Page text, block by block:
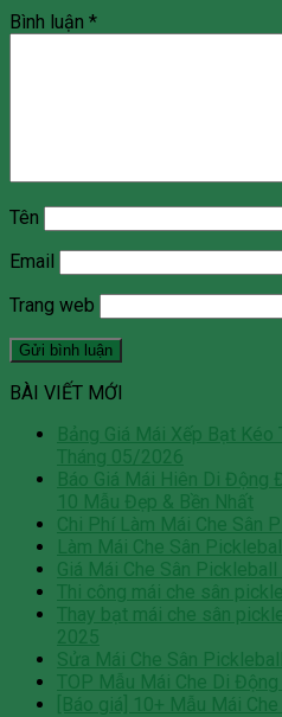
Bình luận *
Tên
Email
Trang web
BÀI VIẾT MỚI
Bảng Giá Mái Xếp Bạt
Tháng 05/2026
Báo Giá Mái Hiên Di Động
10 Mẫu Đẹp & Bền Nhất
Chi Phí Làm Mái Che Sân
Làm Mái Che Sân
Giá Mái Che Sân
Thi công mái che sân
Thay bạt mái che sân
2025
Sửa Mái Che Sân
TOP Mẫu Mái Che Di
[Báo giá] 10+ Mẫu Mái